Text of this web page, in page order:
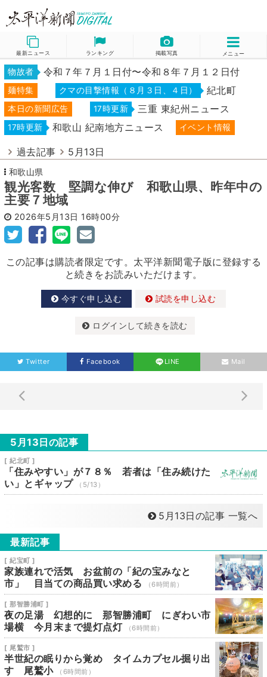
最新ニュース ランキング 掲載写真 メニュー
物故者 令和７年７月１日付〜令和８年７月１２日付
麺特集 クマの目撃情報（８月３日、４日） 紀北町
本日の新聞広告 17時更新 三重 東紀州ニュース
17時更新 和歌山 紀南地方ニュース イベント情報
過去記事 5月13日
和歌山県
観光客数 堅調な伸び 和歌山県、昨年中の
主要７地域
2026年5月13日 16時00分
この記事は購読者限定です。太平洋新聞電子版に登録する
と続きをお読みいただけます。
今すぐ申し込む 試読を申し込む
ログインして続きを読む
Twitter Facebook LINE Mail
5月13日の記事
[ 紀北町 ]
「住みやすい」が７８％ 若者は「住み続けた
い」とギャップ
（5/13）
5月13日の記事 一覧へ
最新記事
[ 紀宝町 ]
家族連れで活気 お盆前の「紀の宝みなと
市」 目当ての商品買い求める
（6時間前）
[ 那智勝浦町 ]
夜の足湯 幻想的に 那智勝浦町 にぎわい市
場横 今月末まで提灯点灯
（6時間前）
[ 尾鷲市 ]
半世紀の眠りから覚め タイムカプセル掘り出
す 尾鷲小
（6時間前）